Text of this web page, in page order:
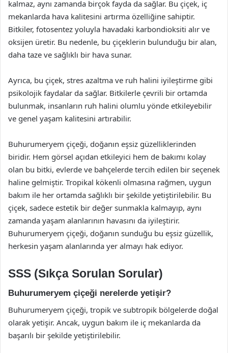
kalmaz, aynı zamanda birçok fayda da sağlar. Bu çiçek, iç
mekanlarda hava kalitesini artırma özelliğine sahiptir.
Bitkiler, fotosentez yoluyla havadaki karbondioksiti alır ve
oksijen üretir. Bu nedenle, bu çiçeklerin bulunduğu bir alan,
daha taze ve sağlıklı bir hava sunar.
Ayrıca, bu çiçek, stres azaltma ve ruh halini iyileştirme gibi
psikolojik faydalar da sağlar. Bitkilerle çevrili bir ortamda
bulunmak, insanların ruh halini olumlu yönde etkileyebilir
ve genel yaşam kalitesini artırabilir.
Buhurumeryem çiçeği, doğanın eşsiz güzelliklerinden
biridir. Hem görsel açıdan etkileyici hem de bakımı kolay
olan bu bitki, evlerde ve bahçelerde tercih edilen bir seçenek
haline gelmiştir. Tropikal kökenli olmasına rağmen, uygun
bakım ile her ortamda sağlıklı bir şekilde yetiştirilebilir. Bu
çiçek, sadece estetik bir değer sunmakla kalmayıp, aynı
zamanda yaşam alanlarının havasını da iyileştirir.
Buhurumeryem çiçeği, doğanın sunduğu bu eşsiz güzellik,
herkesin yaşam alanlarında yer almayı hak ediyor.
SSS (Sıkça Sorulan Sorular)
Buhurumeryem çiçeği nerelerde yetişir?
Buhurumeryem çiçeği, tropik ve subtropik bölgelerde doğal
olarak yetişir. Ancak, uygun bakım ile iç mekanlarda da
başarılı bir şekilde yetiştirilebilir.